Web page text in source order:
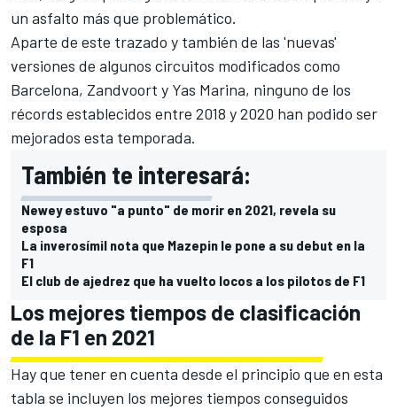
un asfalto más que problemático.
Aparte de este trazado y también de las 'nuevas'
versiones de algunos circuitos modificados como
Barcelona, Zandvoort y Yas Marina, ninguno de los
récords establecidos entre 2018 y 2020 han podido ser
mejorados esta temporada.
También te interesará:
Newey estuvo "a punto" de morir en 2021, revela su
esposa
La inverosímil nota que Mazepin le pone a su debut en la
F1
El club de ajedrez que ha vuelto locos a los pilotos de F1
Los mejores tiempos de clasificación
de la F1 en 2021
Hay que tener en cuenta desde el principio que en esta
tabla se incluyen los mejores tiempos conseguidos